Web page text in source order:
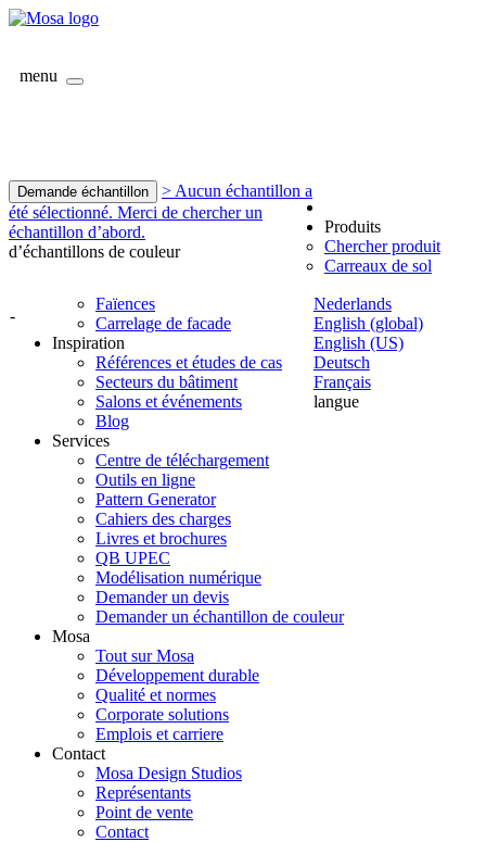
menu
Demande échantillon
> Aucun échantillon a
été sélectionné. Merci de chercher un
échantillon d’abord.
d’échantillons de couleur
-
Nederlands
English (global)
English (US)
Deutsch
Français
langue
Produits
Chercher produit
Carreaux de sol
Faïences
Carrelage de facade
Inspiration
Références et études de cas
Secteurs du bâtiment
Salons et événements
Blog
Services
Centre de téléchargement
Outils en ligne
Pattern Generator
Cahiers des charges
Livres et brochures
QB UPEC
Modélisation numérique
Demander un devis
Demander un échantillon de couleur
Mosa
Tout sur Mosa
Développement durable
Qualité et normes
Corporate solutions
Emplois et carriere
Contact
Mosa Design Studios
Représentants
Point de vente
Contact